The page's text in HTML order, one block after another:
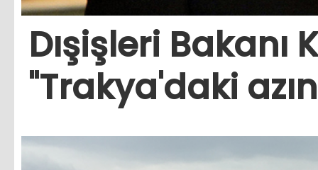
Dışişleri Bakanı
"Trakya'daki